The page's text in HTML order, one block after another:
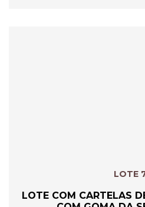
LOTE
LOTE COM CARTELAS